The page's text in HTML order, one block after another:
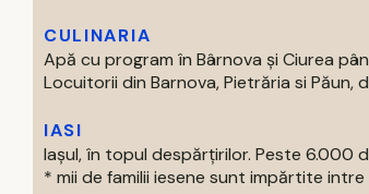
CULINARIA
Apă cu program în Bârnova și Ciurea
Locuitorii din Barnova, Pietrăria si Păun,
IASI
Iașul, în topul despărțirilor. Peste 6.000
* mii de familii iesene sunt impărtite